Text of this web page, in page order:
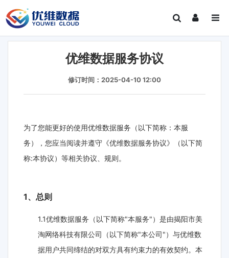
优维数据服务协议
修订时间：2025-04-10 12:00
为了您能更好的使用优维数据服务（以下简称：本服
务），您应当阅读并遵守《优维数据服务协议》（以下简
称:本协议）等相关协议、规则。
1、总则
1.1优维数据服务（以下简称"本服务"）是由揭阳市美
淘网络科技有限公司（以下简称"本公司"）与优维数
据用户共同缔结的对双方具有约束力的有效契约。本